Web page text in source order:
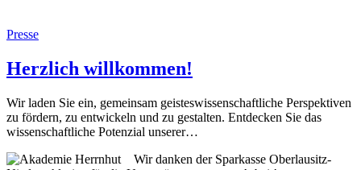
Presse
Herzlich willkommen!
Wir laden Sie ein, gemeinsam geisteswissenschaftliche Perspektiven
zu fördern, zu entwickeln und zu gestalten. Entdecken Sie das
wissenschaftliche Potenzial unserer…
Wir danken der Sparkasse Oberlausitz-